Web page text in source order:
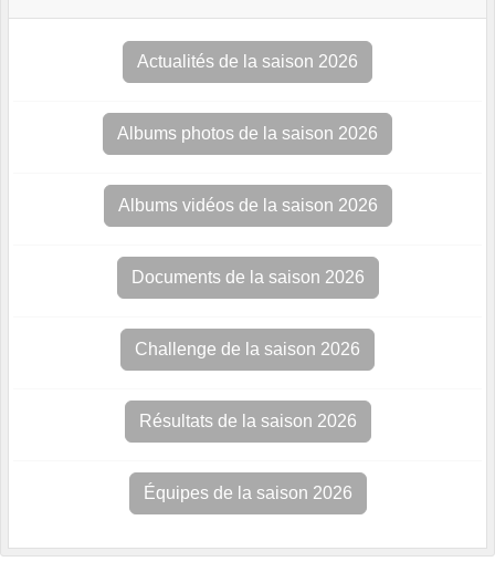
Actualités de la saison 2026
Albums photos de la saison 2026
Albums vidéos de la saison 2026
Documents de la saison 2026
Challenge de la saison 2026
Résultats de la saison 2026
Équipes de la saison 2026